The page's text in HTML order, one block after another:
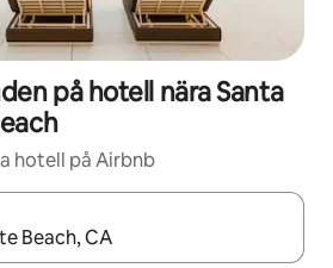
på hotell nära Santa
hotell på Airbnb
kan du navigera med upp- och